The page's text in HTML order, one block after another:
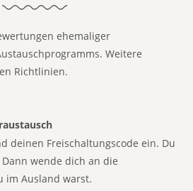
ehemaliger
Weitere
Richtlinien.
deinen Freischaltungscode ein. Du
wende dich an die
im Ausland warst.